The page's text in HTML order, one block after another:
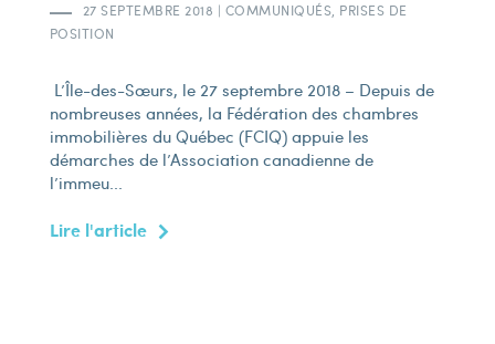
27 SEPTEMBRE 2018 | COMMUNIQUÉS, PRISES DE
POSITION
L’Île-des-Sœurs, le 27 septembre 2018 – Depuis de
nombreuses années, la Fédération des chambres
immobilières du Québec (FCIQ) appuie les
démarches de l’Association canadienne de
l’immeu...
Lire l'article